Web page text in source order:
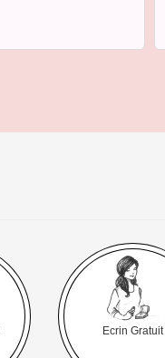
Ecrin Gratuit